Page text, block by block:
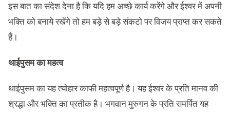
इस बात का संदेश देना है कि यदि हम अच्छे कार्य करेंगे और ईश्वर में अपनी
भक्ति को बनाये रखेंगे तो हम बड़े से बड़े संकटो पर विजय प्राप्त कर सकते
हैं।
थाईपुसम का महत्व
थाईपुसम का यह त्योहार काफी महत्वपूर्ण है। यह ईश्वर के प्रति मानव की
श्रद्धा और भक्ति का प्रतीक है। भगवान मुरुगन के प्रति समर्पित यह